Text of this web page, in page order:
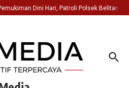
Dini Hari, Patroli Polsek Belitang II